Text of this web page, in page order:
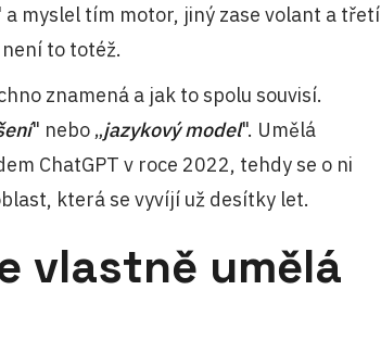
myslel tím motor, jiný zase volant a třetí
to totéž.
znamená a jak to spolu souvisí.
" nebo „jazykový model". Umělá
ChatGPT v roce 2022, tehdy se o ni
která se vyvíjí už desítky let.
vlastně umělá